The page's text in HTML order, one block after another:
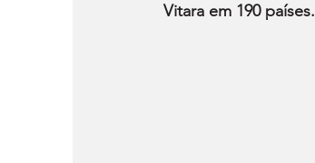
Vitara em 190 países.